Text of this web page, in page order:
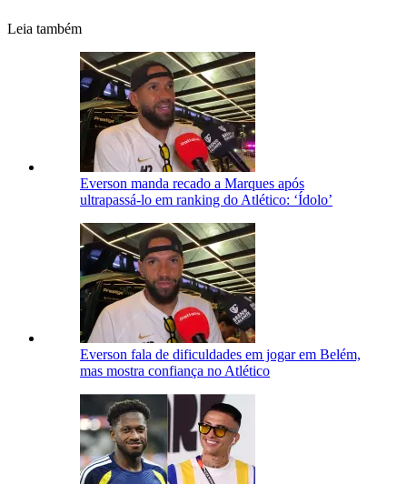
Leia também
Everson manda recado a Marques após
ultrapassá-lo em ranking do Atlético: ‘Ídolo’
Everson fala de dificuldades em jogar em Belém,
mas mostra confiança no Atlético